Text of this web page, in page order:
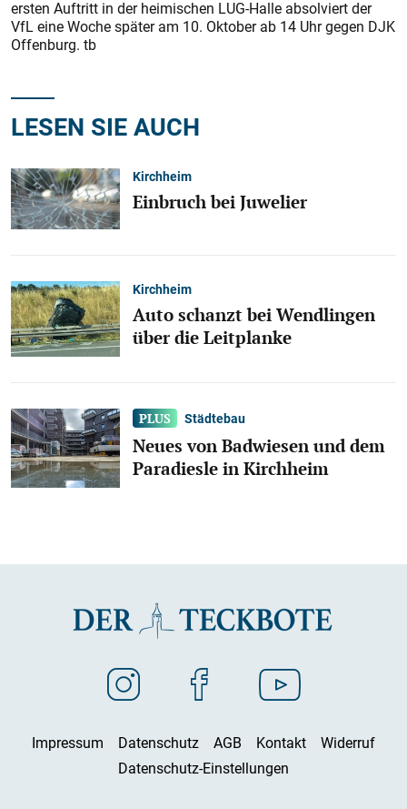
ersten Auftritt in der heimischen LUG-Halle absolviert der
VfL eine Woche später am 10. Oktober ab 14 Uhr gegen DJK
Offenburg. tb
LESEN SIE AUCH
Kirchheim
Einbruch bei Juwelier
Kirchheim
Auto schanzt bei Wendlingen
über die Leitplanke
Städtebau
Neues von Badwiesen und dem
Paradiesle in Kirchheim
Impressum Datenschutz AGB Kontakt
Widerruf
Datenschutz-Einstellungen